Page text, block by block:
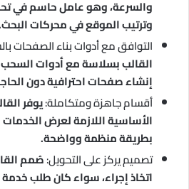
والسرعة، وهو عامل حاسم في
وترتيب الموقع في محركات
التوافق مع أدوات بناء الصفحات
القالب بسلاسة مع أدوات السحب
إنشاء صفحات احترافية دون
أقسام جاهزة ومتكاملة:يوفر
الأساسية اللازمة لعرض
بطريقة منظمة وواضحة.
تصميم يركز على التحويل:صُمم
اتخاذ إجراء، سواء كان طلب